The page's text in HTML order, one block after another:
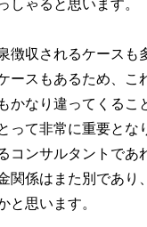
しゃると思います。
徴収されるケースも
ースもあるため、
かなり違ってくる
って非常に重要とな
コンサルタントで
関係はまた別であり
と思います。